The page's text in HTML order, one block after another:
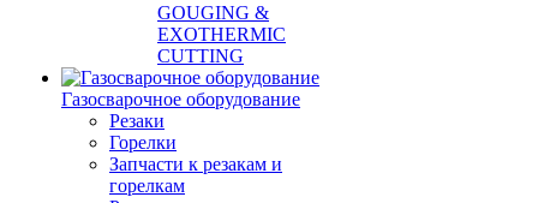
GOUGING &
EXOTHERMIC
CUTTING
Газосварочное оборудование
Резаки
Горелки
Запчасти к резакам и
горелкам